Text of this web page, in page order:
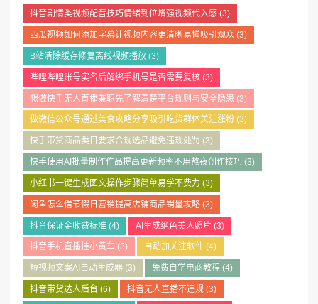
抖音剧情类视频配音技巧情绪到位增强视频代入感(3)
西瓜视频如何添加字幕让视频内容更清晰易懂吸引观众(3)
B站清除缓存修复离线视频播放(3)
哔哩哔哩账号实名后解绑手机号是否需要复核(3)
想做快手无人直播兼职先了解清楚平台规则与安全隐患 (3)
做微信公众号通过美食攻略分享吸引吃货群体关注涨粉(3)
快手带货商品类目要求合规选品避免违规处罚 (3)
快手使用AI批量制作作品提高更新频率不用熬夜创作技巧 (3)
小红书一键生成图文操作步骤简单易学不费力 (3)
闲鱼怎么借节假日营销提高店铺商品销量攻略(3)
抖音保证金收费标准(4) AI生成绝色美人照片 (3)
抖音手机直播挂小黄车(3) 自动加关注软件 (4)
短视频文案AI自动生成器(3) 免费自学电商教程 (4)
抖音带货达人后台 (6) 抖音无人直播不违规 (3)